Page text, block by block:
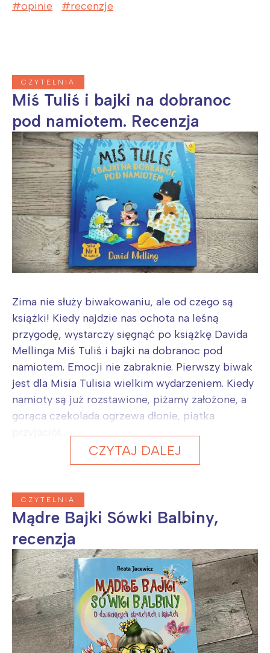
opinie recenzje
CZYTELNIA
Miś Tuliś i bajki na dobranoc
pod namiotem. Recenzja
Zima nie służy biwakowaniu, ale od czego są
książki! Kiedy najdzie nas ochota na leśną
przygodę, wystarczy sięgnąć po książkę Davida
Mellinga Miś Tuliś i bajki na dobranoc pod
namiotem. Emocji nie zabraknie. Pierwszy biwak
jest dla Misia Tulisia wielkim wydarzeniem. Kiedy
namioty są już rozstawione, piżamy założone, a
gorąca czekolada ogrzewa dłonie, piątka
CZYTAJ DALEJ
CZYTELNIA
Mądre Bajki Sówki Balbiny,
recenzja